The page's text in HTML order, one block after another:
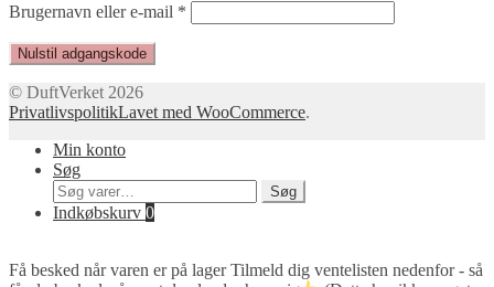
Brugernavn eller e-mail *
Nulstil adgangskode
© DuftVerket 2026
PrivatlivspolitikLavet med WooCommerce.
Min konto
Søg
Søg
efter:
Søg
Indkøbskurv 0
Få besked når varen er på lagerTilmeld dig ventelisten nedenfor - så